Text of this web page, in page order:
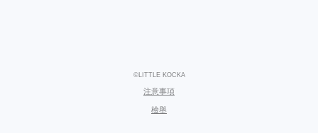
©LITTLE KOCKA
注意事項
檢舉